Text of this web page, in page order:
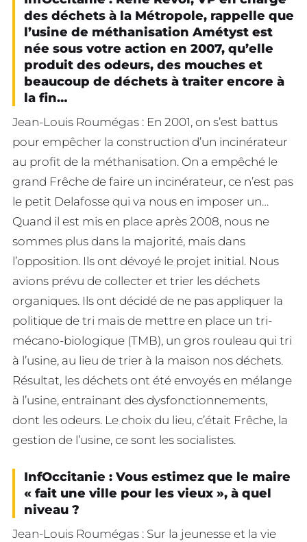
des déchets à la Métropole, rappelle que
l’usine de méthanisation Amétyst est
née sous votre action en 2007, qu’elle
produit des odeurs, des mouches et
beaucoup de déchets à traiter encore à
la fin…
Jean-Louis Roumégas : En 2001, on s’est battus
pour empêcher la construction d’un incinérateur
au profit de la méthanisation. On a empêché le
grand Frêche de faire un incinérateur, ce n’est pas
le petit Delafosse qui va nous en imposer un…
Quand il est mis en place après 2008, nous ne
sommes plus dans la majorité, mais dans
l’opposition. Ils ont dévoyé le projet initial. Nous
avions prévu de collecter et trier les déchets
organiques. Ils ont décidé de ne pas appliquer la
politique de tri mais de mettre en place un tri-
mécano-biologique (TMB), un gros rouleau qui tri
à l’usine, au lieu de trier à la maison nos déchets.
Résultat, les déchets ont été envoyés en mélange
à l’usine, entrainant des dysfonctionnements,
dont les odeurs. Le choix du lieu, c’était Frêche, la
gestion de l’usine, ce sont les socialistes.
InfOccitanie : Vous estimez que le maire
« fait une ville pour les vieux », à quel
niveau ?
Jean-Louis Roumégas : Sur la jeunesse et la vie